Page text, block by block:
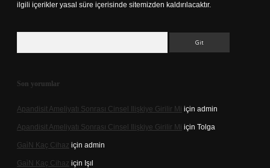
ilgili içerikler yasal süre içerisinde sitemizden kaldırılacaktır.
Son yorumlar
Apandisit Ameliyatı Sonrası Cinsel Ilişkiye Girilir Mi için admin
Apandisit Ameliyatı Sonrası Cinsel Ilişkiye Girilir Mi için Tolga
Gai̇N Kaç Cihaz için admin
Gai̇N Kaç Cihaz için Işıl